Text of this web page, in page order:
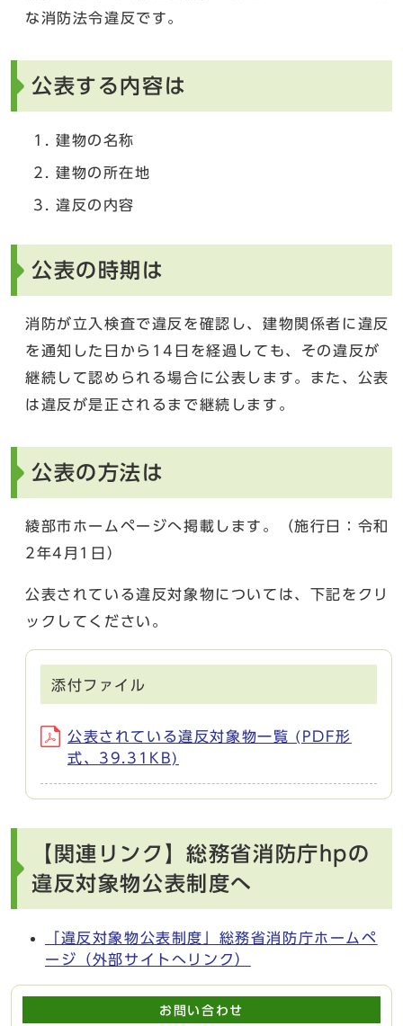
な消防法令違反です。
公表する内容は
建物の名称
建物の所在地
違反の内容
公表の時期は
消防が立入検査で違反を確認し、建物関係者に違反
を通知した日から14日を経過しても、その違反が
継続して認められる場合に公表します。また、公表
は違反が是正されるまで継続します。
公表の方法は
綾部市ホームページへ掲載します。（施行日：令和
2年4月1日）
公表されている違反対象物については、下記をクリ
ックしてください。
添付ファイル
公表されている違反対象物一覧 (PDF形
式、39.31KB)
【関連リンク】総務省消防庁hpの
違反対象物公表制度へ
「違反対象物公表制度」総務省消防庁ホームペ
ージ（外部サイトへリンク）
お問い合わせ